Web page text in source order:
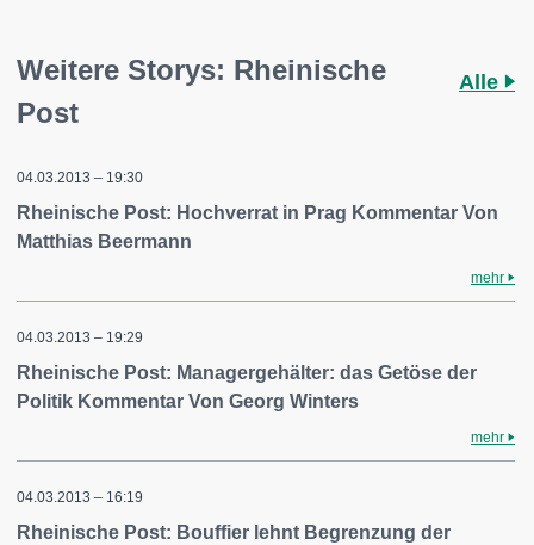
Weitere Storys: Rheinische
Post
Alle
04.03.2013 – 19:30
Rheinische Post: Hochverrat in Prag Kommentar Von
Matthias Beermann
mehr
04.03.2013 – 19:29
Rheinische Post: Managergehälter: das Getöse der
Politik Kommentar Von Georg Winters
mehr
04.03.2013 – 16:19
Rheinische Post: Bouffier lehnt Begrenzung der